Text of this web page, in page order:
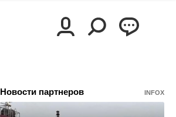
Новости партнеров INFOX